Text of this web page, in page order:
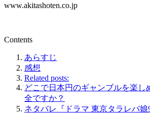
www.akitashoten.co.jp
Contents
あらすじ
感想
Related posts:
どこで日本円のギャンブルを楽し
全ですか？
ネタバレ『ドラマ 東京タラレバ